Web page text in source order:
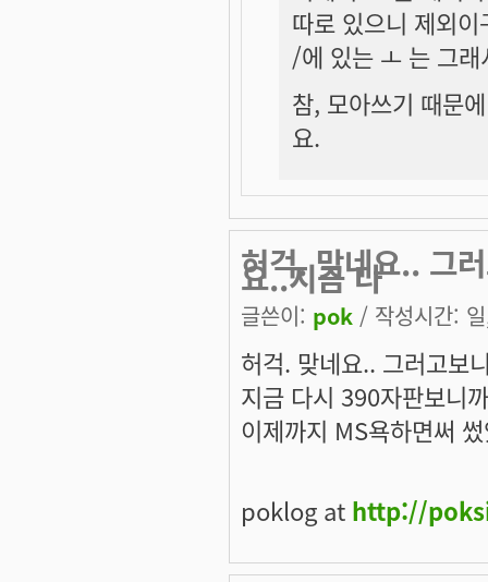
따로 있으니 제외이
/에 있는 ㅗ 는 그
참, 모아쓰기 때문
요.
허걱. 맞네요.. 그
요..지금 다
글쓴이: pok / 작성시간:
허걱. 맞네요.. 그러고보
지금 다시 390자판보니
이제까지 MS욕하면써
poklog at http://